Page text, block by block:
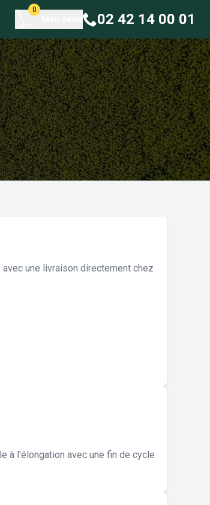
0
02 42 14 00 01
une livraison directement chez
à l'élongation avec une fin de cycle